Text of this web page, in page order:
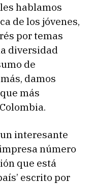
les hablamos
de los jóvenes,
por temas
diversidad
de
damos
más
interesante
número
que está
escrito por